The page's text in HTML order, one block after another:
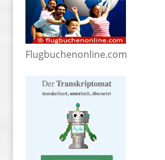
Flugbuchenonline.com